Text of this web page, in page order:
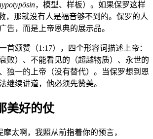
，模型、样板）。如果保罗这样
，那就没有人是福音够不到的。保罗的人
告，而是上帝恩典的展示品。
首颂赞（1:17），四个形容词描述上帝：
衰败）、不能看见的（超越物质）、永世的
独一的上帝（没有替代）。当保罗想到恩
继续讲道，他必须先赞美。
美好的仗
摩太啊，我照从前指着你的预言，